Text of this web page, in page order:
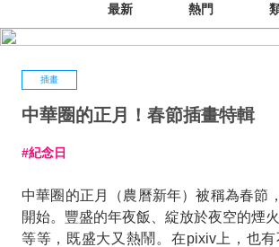
最新 熱門
插畫
中華圈的正月！春節插畫特輯
紀念日
中華圈的正月（農曆新年）被稱為春節
開始。豐盛的年夜飯、綻放於夜空的煙
等等，既盛大又熱鬧。在pixiv上，也